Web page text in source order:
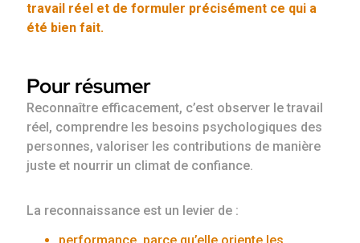
travail réel et de formuler précisément ce qui a
été bien fait.
Pour résumer
Reconnaître efficacement, c’est observer le travail
réel, comprendre les besoins psychologiques des
personnes, valoriser les contributions de manière
juste et nourrir un climat de confiance.
La reconnaissance est un levier de :